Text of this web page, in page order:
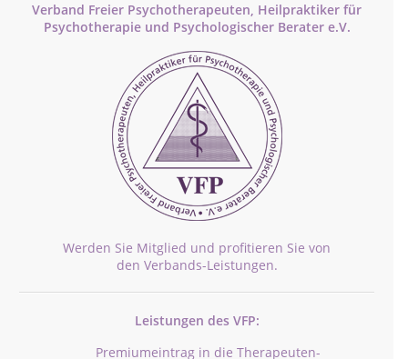
Verband Freier Psychotherapeuten, Heilpraktiker für
Psychotherapie und Psychologischer Berater e.V.
Werden Sie Mitglied und profitieren Sie von
den Verbands-Leistungen.
Leistungen des VFP:
Premiumeintrag in die Therapeuten-